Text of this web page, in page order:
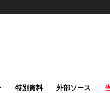
特別資料 外部ソース